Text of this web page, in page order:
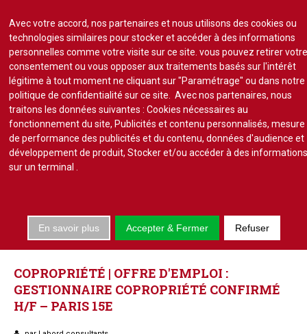
Lire un numéro
S'abonner
Se connecter
Actu.
Point de droit
Au Parlement
Gestion et maintenance
Pratique de la copro.
Jurisprudence
OFFRESD'EMPLOI
COPROPRIÉTÉ | OFFRE D'EMPLOI :
GESTIONNAIRE COPROPRIÉTÉ CONFIRMÉ
H/F – PARIS 15E
Avec votre accord, nos partenaires et nous utilisons des cookies ou
technologies similaires pour stocker et accéder à des informations
personnelles comme votre visite sur ce site. vous pouvez retirer
consentement ou vous opposer aux traitements basés sur l'intérêt
légitime à tout moment ne cliquant sur "Paramétrage" ou dans notre
politique de confidentialité sur ce site. Avec nos partenaires, nous
traitons les données suivantes : Cookies nécessaires au
fonctionnement du site, Publicités et contenu personnalisés, mesure
de performance des publicités et du contenu, données d'audience et
développement de produit, Stocker et/ou accéder à des
sur un terminal
En savoir plus Accepter & Fermer Refuser